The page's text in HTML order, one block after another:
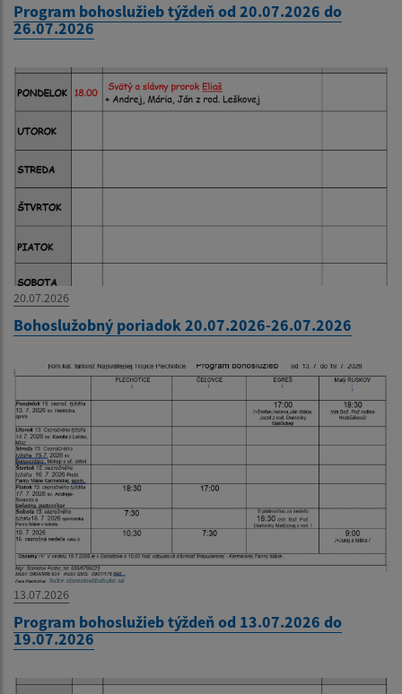
Program bohoslužieb týždeň od 20.07.2026 do
26.07.2026
20.07.2026
Bohoslužobný poriadok 20.07.2026-26.07.2026
13.07.2026
Program bohoslužieb týždeň od 13.07.2026 do
19.07.2026